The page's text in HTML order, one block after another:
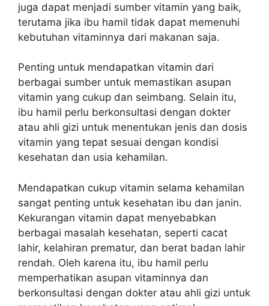
juga dapat menjadi sumber vitamin yang baik,
terutama jika ibu hamil tidak dapat memenuhi
kebutuhan vitaminnya dari makanan saja.
Penting untuk mendapatkan vitamin dari
berbagai sumber untuk memastikan asupan
vitamin yang cukup dan seimbang. Selain itu,
ibu hamil perlu berkonsultasi dengan dokter
atau ahli gizi untuk menentukan jenis dan dosis
vitamin yang tepat sesuai dengan kondisi
kesehatan dan usia kehamilan.
Mendapatkan cukup vitamin selama kehamilan
sangat penting untuk kesehatan ibu dan janin.
Kekurangan vitamin dapat menyebabkan
berbagai masalah kesehatan, seperti cacat
lahir, kelahiran prematur, dan berat badan lahir
rendah. Oleh karena itu, ibu hamil perlu
memperhatikan asupan vitaminnya dan
berkonsultasi dengan dokter atau ahli gizi untuk